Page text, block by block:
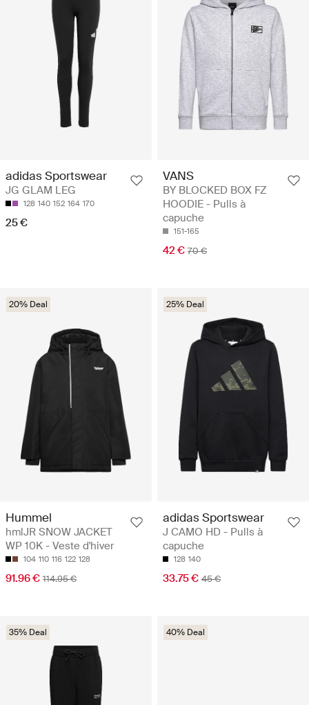
adidas Sportswear
JG GLAM LEG
128 140 152 164 170
25 €
VANS
BY BLOCKED BOX FZ
HOODIE - Pulls à
capuche
151-165
42 € 70 €
20% Deal
Hummel
hmlJR SNOW JACKET
WP 10K - Veste d'hiver
104 110 116 122 128
91.96 € 114.95 €
25% Deal
adidas Sportswear
J CAMO HD - Pulls à
capuche
128 140
33.75 € 45 €
35% Deal 40% Deal